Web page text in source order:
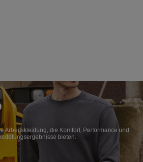
Arbeitskleidung, die Komfort, Performance und
bieten.